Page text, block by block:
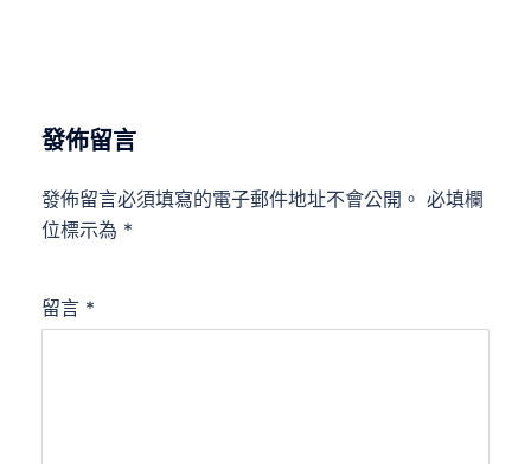
發佈留言
發佈留言必須填寫的電子郵件地址不會公開。 必填欄
位標示為 *
留言 *